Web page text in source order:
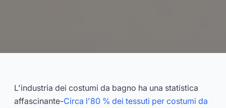
costumi da bagno: nylon,
poliestere ed eco-friendly
L'industria dei costumi da bagno ha una statistica
affascinante-Circa l'80 % dei tessuti per costumi da